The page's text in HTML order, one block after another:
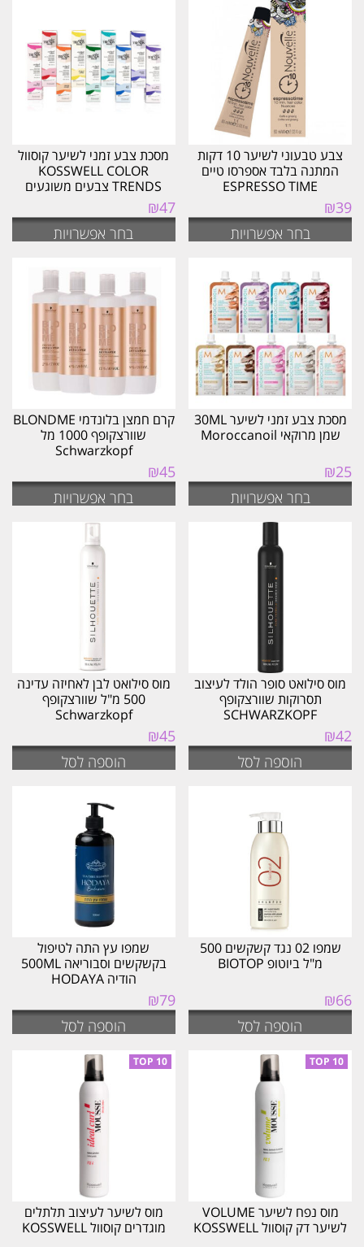
צבע טבעוני לשיער 10 דקות
המתנה בלבד אספרסו טיים
ESPRESSO TIME
₪39
בחר אפשרויות
מסכת צבע זמני לשיער קוסוול
KOSSWELL COLOR
TRENDS צבעים משוגעים
₪47
בחר אפשרויות
מסכת צבע זמני לשיער 30ML
שמן מרוקאי Moroccanoil
₪25
בחר אפשרויות
קרם חמצן בלונדמי BLONDME
שוורצקופף 1000 מל
Schwarzkopf
₪45
בחר אפשרויות
מוס סילואט סופר הולד לעיצוב
תסרוקות שוורצקופף
SCHWARZKOPF
₪42
הוספה לסל
מוס סילואט לבן לאחיזה עדינה
500 מ"ל שוורצקופף
Schwarzkopf
₪45
הוספה לסל
שמפו 02 נגד קשקשים 500
מ"ל ביוטופ BIOTOP
₪66
הוספה לסל
שמפו עץ התה לטיפול
בקשקשים וסבוריאה 500ML
הודיה HODAYA
₪79
הוספה לסל
מוס נפח לשיער VOLUME
לשיער דק קוסוול KOSSWELL
מוס לשיער לעיצוב תלתלים
מוגדרים קוסוול KOSSWELL